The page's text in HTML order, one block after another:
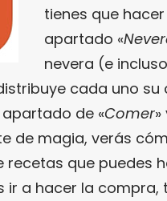
tienes que
apartado «
nevera (e
cada uno su
de «Comer
de magia, verás
recetas que puedes
ir a hacer la